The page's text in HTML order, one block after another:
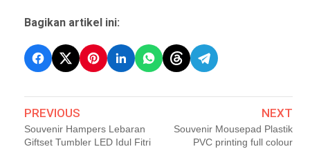
Bagikan artikel ini:
PREVIOUS
Souvenir Hampers Lebaran
Giftset Tumbler LED Idul Fitri
NEXT
Souvenir Mousepad Plastik
PVC printing full colour